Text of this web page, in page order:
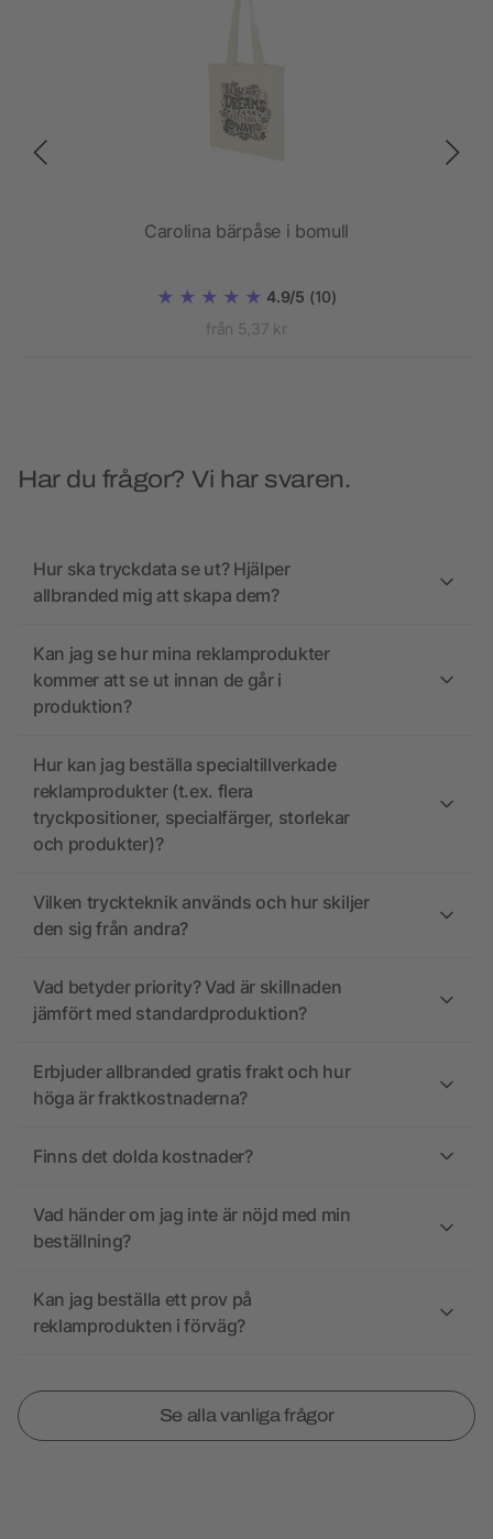
Carolina bärpåse i bomull
4.9/5 (10)
från 5,37 kr
Har du frågor? Vi har svaren.
Hur ska tryckdata se ut? Hjälper
allbranded mig att skapa dem?
Kan jag se hur mina reklamprodukter
kommer att se ut innan de går i
produktion?
Hur kan jag beställa specialtillverkade
reklamprodukter (t.ex. flera
tryckpositioner, specialfärger, storlekar
och produkter)?
Vilken tryckteknik används och hur skiljer
den sig från andra?
Vad betyder priority? Vad är skillnaden
jämfört med standardproduktion?
Erbjuder allbranded gratis frakt och hur
höga är fraktkostnaderna?
Finns det dolda kostnader?
Vad händer om jag inte är nöjd med min
beställning?
Kan jag beställa ett prov på
reklamprodukten i förväg?
Se alla vanliga frågor